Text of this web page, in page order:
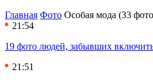
Главная Фото Особая мода (33
21:54
19 фото людей, забывших
21:51